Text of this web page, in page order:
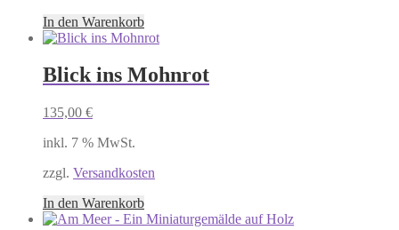
In den Warenkorb
Blick ins Mohnrot
135,00 €
inkl. 7 % MwSt.
zzgl. Versandkosten
In den Warenkorb